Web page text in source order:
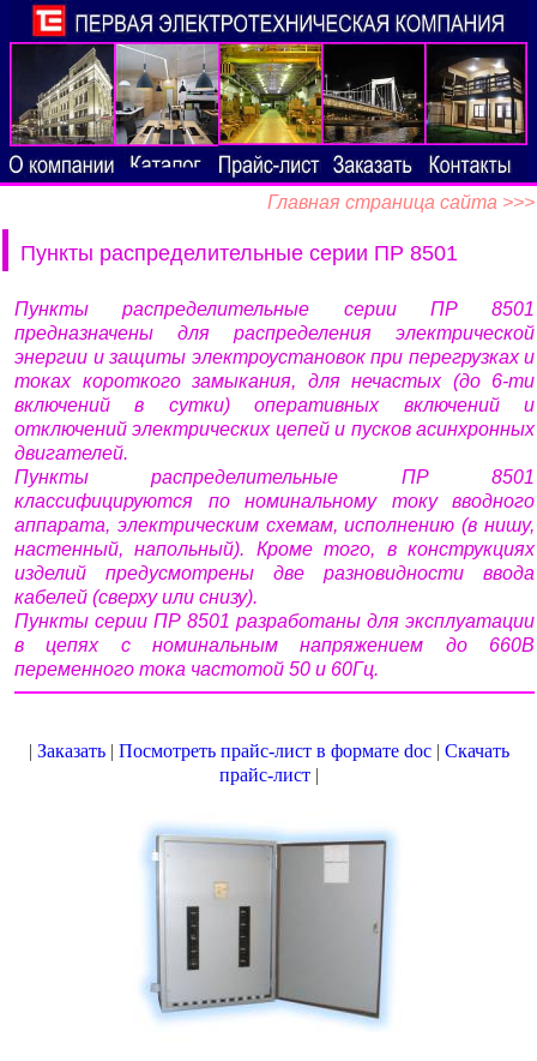
Главная страница сайта >>>
Пункты распределительные серии ПР 8501
Пункты распределительные серии ПР 8501
предназначены для распределения электрической
энергии и защиты электроустановок при перегрузках и
токах короткого замыкания, для нечастых (до 6-ти
включений в сутки) оперативных включений и
отключений электрических цепей и пусков асинхронных
двигателей.
Пункты распределительные ПР 8501
классифицируются по номинальному току вводного
аппарата, электрическим схемам, исполнению (в нишу,
настенный, напольный). Кроме того, в конструкциях
изделий предусмотрены две разновидности ввода
кабелей (сверху или снизу).
Пункты серии ПР 8501 разработаны для эксплуатации
в цепях с номинальным напряжением до 660В
переменного тока частотой 50 и 60Гц.
| Заказать| Посмотреть прайс-лист в формате doc| Скачать
прайс-лист|